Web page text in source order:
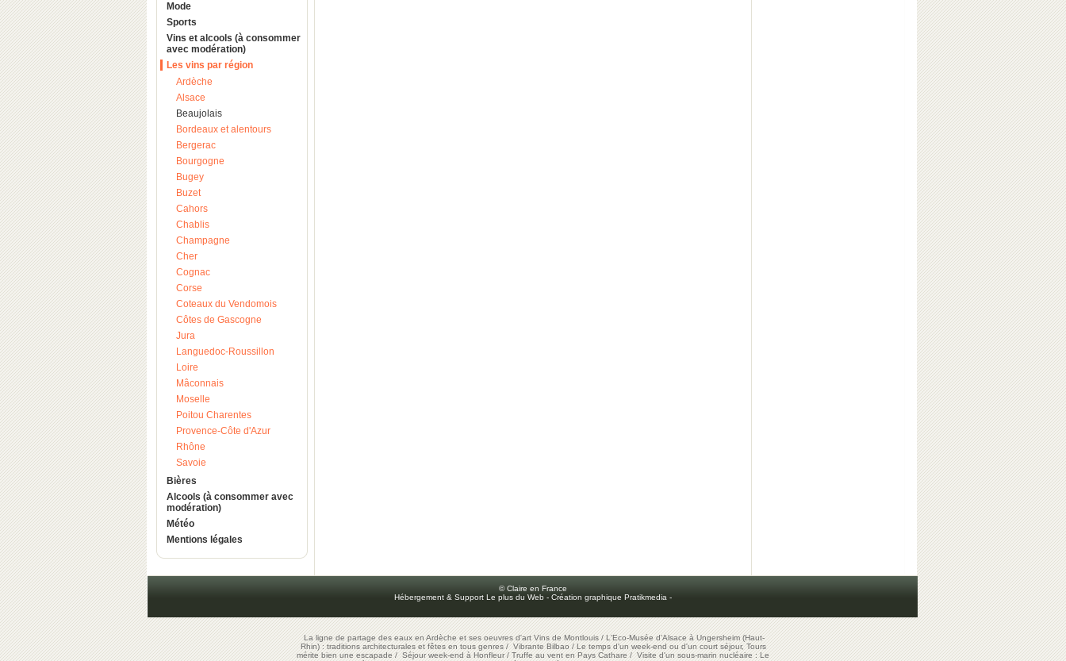
Mode
Sports
Vins et alcools (à consommer
avec modération)
Les vins par région
Ardèche
Alsace
Beaujolais
Bordeaux et alentours
Bergerac
Bourgogne
Bugey
Buzet
Cahors
Chablis
Champagne
Cher
Cognac
Corse
Coteaux du Vendomois
Côtes de Gascogne
Jura
Languedoc-Roussillon
Loire
Mâconnais
Moselle
Poitou Charentes
Provence-Côte d'Azur
Rhône
Savoie
Bières
Alcools (à consommer avec
modération)
Météo
Mentions légales
© Claire en France
Hébergement & Support Le plus du Web - Création graphique Pratikmedia -
La ligne de partage des eaux en Ardèche et ses oeuvres d'art Vins de Montlouis/L'Eco-Musée d'Alsace à Ungersheim (Haut-
Rhin) : traditions architecturales et fêtes en tous genres/Vibrante Bilbao/Le temps d'un week-end ou d'un court séjour, Tours
mérite bien une escapade/Séjour week-end à Honfleur/Truffe au vent en Pays Cathare/Visite d'un sous-marin nucléaire : Le